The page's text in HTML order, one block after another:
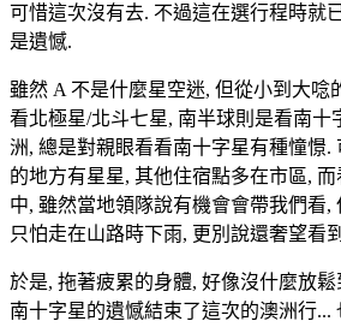
可惜這次沒有去. 不過這在選行程時就
是遺憾.
雖然 A 不是什麼星空迷, 但從小到大唸
看北極星/北斗七星, 南半球則是看南十
洲, 總是對親眼看看南十字星有種憧憬.
的地方有星星, 其他住宿點多在市區,
中, 雖然當地領隊說有機會會帶我們看,
只怕走在山路時下雨, 更別說還奢望看
於是, 拖著疲累的身體, 好像沒什麼放鬆
南十字星的遺憾結束了這次的澳洲行...